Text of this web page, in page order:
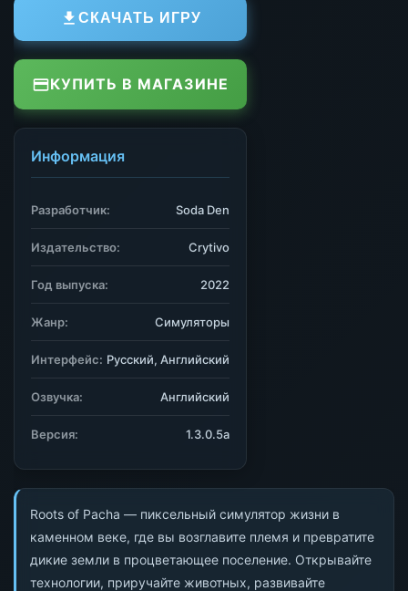
Roots of Pacha — пиксельный симулятор жизни в
каменном веке, где вы возглавите племя и превратите
дикие земли в процветающее поселение. Открывайте
технологии, приручайте животных, развивайте
СКАЧАТЬ ИГРУ
КУПИТЬ В МАГАЗИНЕ
Информация
Разработчик: Soda Den
Издательство: Crytivo
Год выпуска: 2022
Жанр: Симуляторы
Интерфейс: Русский, Английский
Озвучка: Английский
Версия: 1.3.0.5a